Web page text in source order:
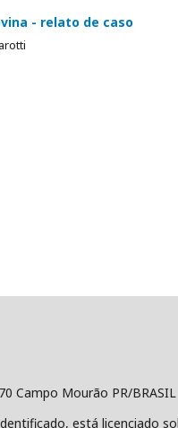
- relato de caso
Campo Mourão PR/BRASIL
está licenciado